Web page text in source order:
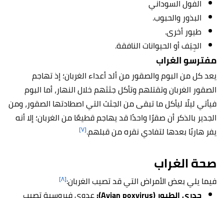
الفول السوداني
البذور والحبوب.
طيور أخرى.
الجِيَف أو الحيوانات النافقة.
مفترسو الغراب
يعد كل من البوم والصقور من ألد أعداء الغربان؛ إذ تهاجم
الصقور الغربان وتقتلهم وتأكل جثثهم خلال النهار، أما البوم
فيأتي ليلًا ليأكل ما تبقى من الجثث التي اصطادتها الصقور، ومن
الجدير بالذكر أن صقرًا واحدًا قد يهاجم قطيعًا من الغربان؛ إلا أنه
يفر هاربًا بعدها لتفادي نقره من قبلهم.[٧]
صحة الغراب
فيما يلي بعض الأمراض التي قد تصيب الغربان:[٨]